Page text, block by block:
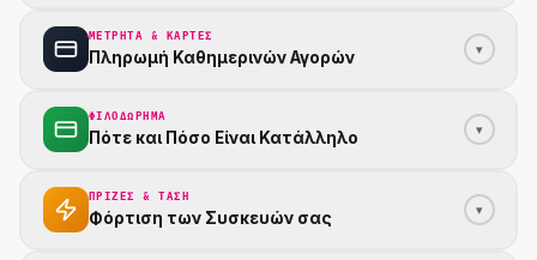
ΜΕΤΡΗΤΆ & ΚΆΡΤΕΣ
Πληρωμή Καθημερινών Αγορών ▾
ΦΙΛΟΔΏΡΗΜΑ
Πότε και Πόσο Είναι Κατάλληλο ▾
ΠΡΊΖΕΣ & ΤΆΣΗ
Φόρτιση των Συσκευών σας ▾